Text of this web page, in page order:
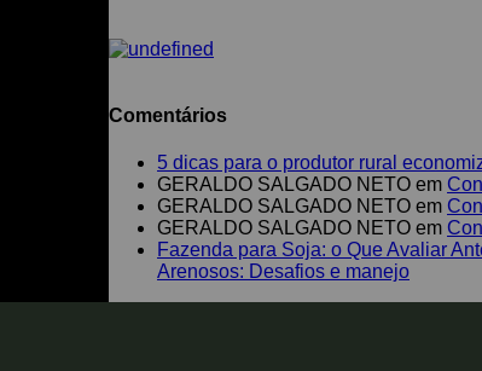
Comentários
5 dicas para o produtor rural
GERALDO SALGADO NETO em
GERALDO SALGADO NETO em
GERALDO SALGADO NETO em
Fazenda para Soja: o Que Avaliar
Arenosos: Desafios e manejo